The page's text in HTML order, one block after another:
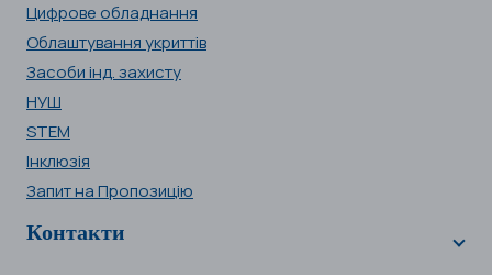
Цифрове обладнання
Облаштування укриттів
Засоби інд. захисту
НУШ
STEM
Інклюзія
Запит на Пропозицію
Контакти